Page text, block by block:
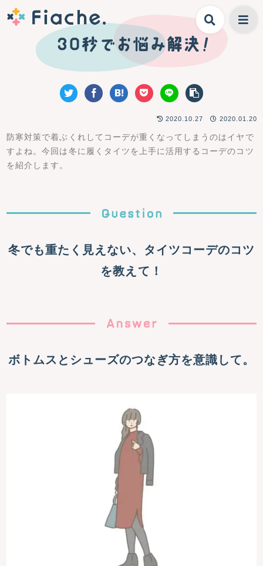
2020.10.27 2020.01.20
防寒対策で着ぶくれしてコーデが重くなってしまうのはイヤで
すよね。今回は冬に履くタイツを上手に活用するコーデのコツ
を紹介します。
冬でも重たく見えない、タイツコーデのコツ
を教えて！
ボトムスとシューズのつなぎ方を意識して。